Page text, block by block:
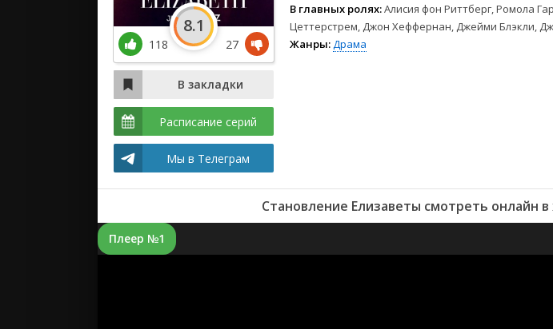
В главных ролях:Алисия фон Риттберг, Ромола
Цеттерстрем, Джон Хеффернан, Джейми Блэкли,
Жанры:Драма
118
8.1
27
Расписание серий
Мы в Телеграм
Становление Елизаветы смотреть онлайн
Плеер №1